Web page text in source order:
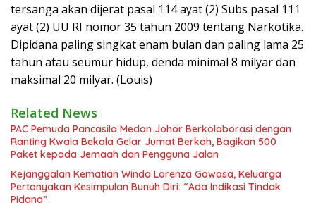
tersanga akan dijerat pasal 114 ayat (2) Subs pasal 111
ayat (2) UU RI nomor 35 tahun 2009 tentang Narkotika.
Dipidana paling singkat enam bulan dan paling lama 25
tahun atau seumur hidup, denda minimal 8 milyar dan
maksimal 20 milyar. (Louis)
Related News
PAC Pemuda Pancasila Medan Johor Berkolaborasi dengan
Ranting Kwala Bekala Gelar Jumat Berkah, Bagikan 500
Paket kepada Jemaah dan Pengguna Jalan
Kejanggalan Kematian Winda Lorenza Gowasa, Keluarga
Pertanyakan Kesimpulan Bunuh Diri: “Ada Indikasi Tindak
Pidana”